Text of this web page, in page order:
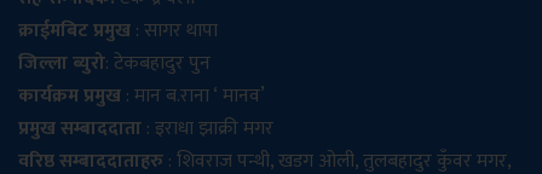
क्राईमबिट प्रमुख: सागर थापा
जिल्ला ब्युरो: टेकबहादुर पुन
कार्यक्रम प्रमुख: मान ब.राना ‘ मानव’
प्रमुख सम्बाददाता: इराधा झाक्री मगर
वरिष्ठ सम्बाददाताहरु: शिवराज पन्थी, खडग ओली, तुलबहादुर कुँवर मगर,